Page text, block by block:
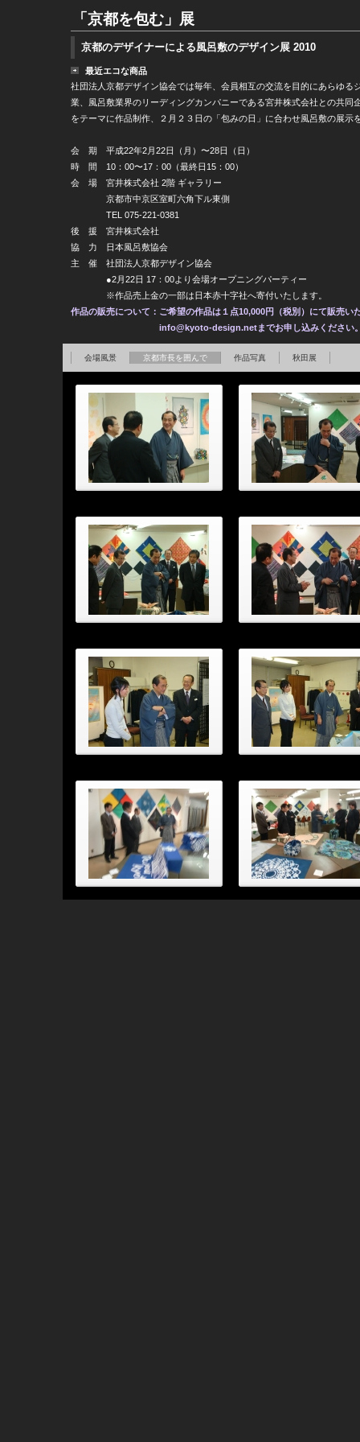
「京都を包む」展
京都のデザイナーによる風呂敷のデザイン展 2010
最近エコな商品
社団法人京都デザイン協会では毎年、会員相互の交流を目的にあらゆ
業、風呂敷業界のリーディングカンパニーである宮井株式会社との共
をテーマに作品制作、２月２３日の「包みの日」に合わせ風呂敷の展示
会 期 平成22年2月22日（月）〜28日（日）
時 間 10：00〜17：00（最終日15：00）
会 場 宮井株式会社 2階 ギャラリー
京都市中京区室町六角下ル東側
TEL 075-221-0381
後 援 宮井株式会社
協 力 日本風呂敷協会
主 催 社団法人京都デザイン協会
●2月22日 17：00より会場オープニングパーティー
※作品売上金の一部は日本赤十字社へ寄付いたします。
作品の販売について： ご希望の作品は１点10,000円（税別）にて販売い
info@kyoto-design.netまでお申し込みください
会場風景 京都市長を囲んで 作品写真 秋田展